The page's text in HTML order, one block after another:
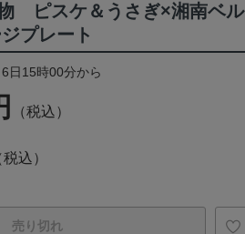
ピスケ＆うさぎ×湘南ベル
プレート
日15時00分から
（税込）
込）
売り切れ